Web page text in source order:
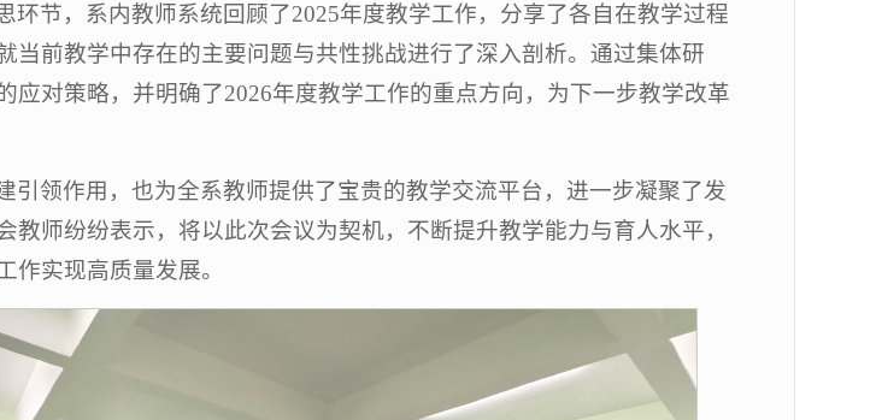
环节，系内教师系统回顾了2025年度教学工作，分享了各自在教学过程
当前教学中存在的主要问题与共性挑战进行了深入剖析。通过集体研
应对策略，并明确了2026年度教学工作的重点方向，为下一步教学改革
引领作用，也为全系教师提供了宝贵的教学交流平台，进一步凝聚了发
教师纷纷表示，将以此次会议为契机，不断提升教学能力与育人水平，
作实现高质量发展。